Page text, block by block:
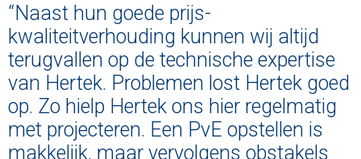
“Naast hun goede prijs-
kwaliteitverhouding kunnen wij altijd
terugvallen op de technische expertise
van Hertek. Problemen lost Hertek goed
op. Zo hielp Hertek ons hier regelmatig
met projecteren. Een PvE opstellen is
makkelijk, maar vervolgens obstakels